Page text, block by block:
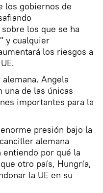
los gobiernos de
los que se ha
y cualquier
los riesgos a
Angela
de las únicas
importantes para la
presión bajo la
alemana
por qué la
otro país, Hungría,
la UE en su